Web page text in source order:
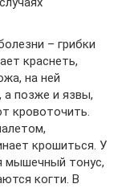
– грибки
краснеть,
на ней
позже и язвы,
кровоточить.
крошиться. У
мышечный тонус,
когти. В